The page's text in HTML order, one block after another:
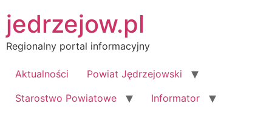
do
treści
jedrzejow.pl
Regionalny portal informacyjny
Aktualności
Powiat Jędrzejowski
Starostwo Powiatowe
Informator